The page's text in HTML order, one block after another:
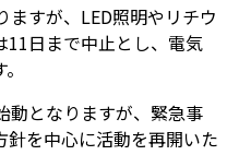
すが、LED照明やリチウ
11日まで中止とし、電気
動となりますが、緊急事
を中心に活動を再開いた